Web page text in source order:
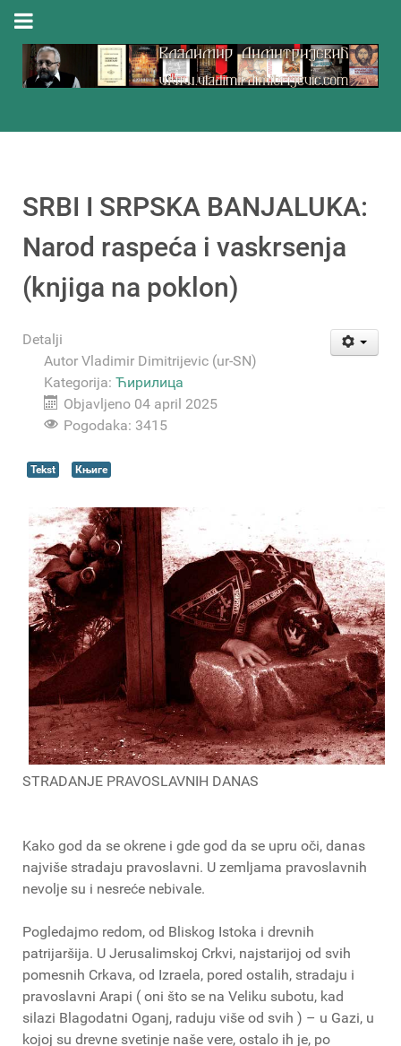
SRBI I SRPSKA BANJALUKA:
Narod raspeća i vaskrsenja
(knjiga na poklon)
Detalji
Autor Vladimir Dimitrijevic (ur-SN)
Kategorija: Ћирилица
Objavljeno 04 april 2025
Pogodaka: 3415
Tekst Књиге
STRADANJE PRAVOSLAVNIH DANAS
Kako god da se okrene i gde god da se upru oči, danas
najviše stradaju pravoslavni. U zemljama pravoslavnih
nevolje su i nesreće nebivale.
Pogledajmo redom, od Bliskog Istoka i drevnih
patrijaršija. U Jerusalimskoj Crkvi, najstarijoj od svih
pomesnih Crkava, od Izraela, pored ostalih, stradaju i
pravoslavni Arapi ( oni što se na Veliku subotu, kad
silazi Blagodatni Oganj, raduju više od svih ) – u Gazi, u
kojoj su drevne svetinje naše vere, ostalo ih je, po